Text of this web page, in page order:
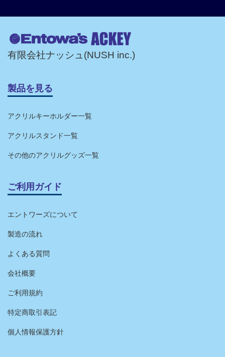
有限会社ナッシュ(NUSH inc.)
製品を見る
アクリルキーホルダー一覧
アクリルスタンド一覧
その他のアクリルグッズ一覧
ご利用ガイド
エントワーズについて
製造の流れ
よくある質問
会社概要
ご利用規約
特定商取引表記
個人情報保護方針